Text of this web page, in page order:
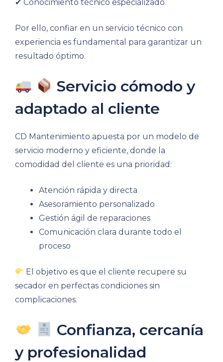
✔ Conocimiento técnico especializado
Por ello, confiar en un servicio técnico con
experiencia es fundamental para garantizar un
resultado óptimo.
Servicio cómodo y
adaptado al cliente
CD Mantenimiento apuesta por un modelo de
servicio moderno y eficiente, donde la
comodidad del cliente es una prioridad:
Atención rápida y directa
Asesoramiento personalizado
Gestión ágil de reparaciones
Comunicación clara durante todo el
proceso
El objetivo es que el cliente recupere su
secador en perfectas condiciones sin
complicaciones.
Confianza, cercanía
y profesionalidad